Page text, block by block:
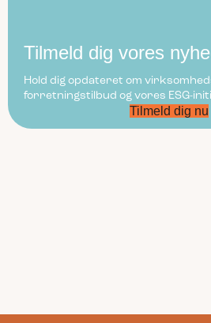
Tilmeld dig vores
Hold dig opdateret om
forretningstilbud og vores ESG-
Tilmeld dig nu